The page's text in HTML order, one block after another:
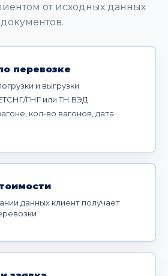
от исходных данных
перевозке
и выгрузки
ГНГ или ТН ВЭД
кол-во вагонов, дата
данных клиент получает